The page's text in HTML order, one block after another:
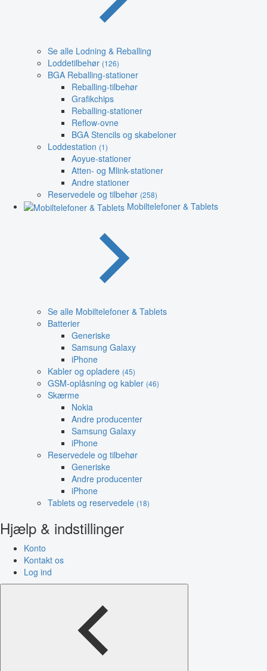
Se alle Lodning & Reballing
Loddetilbehør (126)
BGA Reballing-stationer
Reballing-tilbehør
Grafikchips
Reballing-stationer
Reflow-ovne
BGA Stencils og skabeloner
Loddestation (1)
Aoyue-stationer
Atten- og Mlink-stationer
Andre stationer
Reservedele og tilbehør (258)
Mobiltelefoner & Tablets
Se alle Mobiltelefoner & Tablets
Batterier
Generiske
Samsung Galaxy
iPhone
Kabler og opladere (45)
GSM-oplåsning og kabler (46)
Skærme
Nokia
Andre producenter
Samsung Galaxy
iPhone
Reservedele og tilbehør
Generiske
Andre producenter
iPhone
Tablets og reservedele (18)
Hjælp & indstillinger
Konto
Kontakt os
Log ind